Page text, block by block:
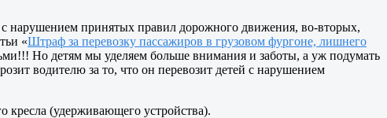
нарушением принятых правил дорожного движения, во-вторых,
«Штраф за перевозку пассажиров в грузовом фургоне, лишнего
Но детям мы уделяем больше внимания и заботы, а уж подумать
водителю за то, что он перевозит детей с нарушением
кресла (удерживающего устройства).